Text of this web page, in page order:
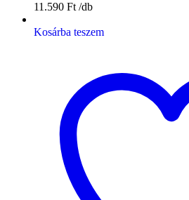
11.590 Ft
Kosárba teszem